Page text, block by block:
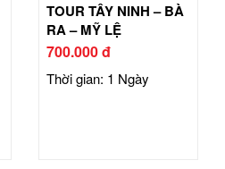
TOUR TÂY NINH – BÀ
RA – MỸ LỆ
700.000 đ
Thời gian: 1 Ngày